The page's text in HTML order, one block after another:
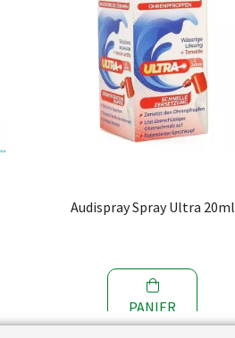
Audispray Spray Ultra 20ml
PANIER